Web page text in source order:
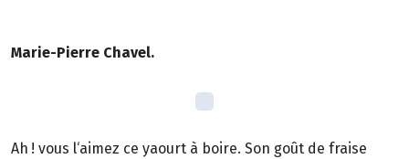
Marie-Pierre Chavel.
Ah ! vous l‘aimez ce yaourt à boire. Son goût de fraise